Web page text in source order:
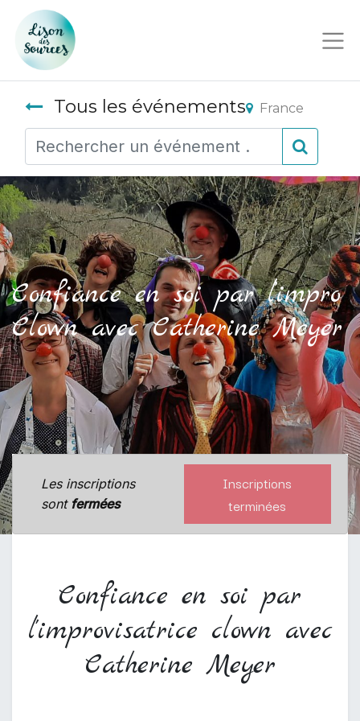
Tous les événements France
Confiance en soi par l’impro
Clown avec Catherine Meyer
Les inscriptions
sont fermées
Inscriptions
terminées
Confiance en soi par
l'improvisatrice clown avec
Catherine Meyer